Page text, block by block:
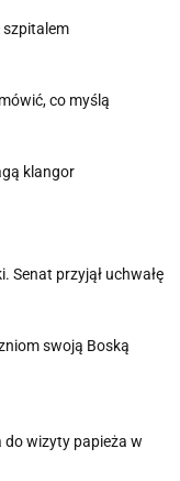
szpitalem
co myślą
klangor
Senat przyjął uchwałę
swoją Boską
do wizyty papieża w